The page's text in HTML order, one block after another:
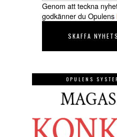
Genom att teckna
godkänner du Opulens
OPULENS